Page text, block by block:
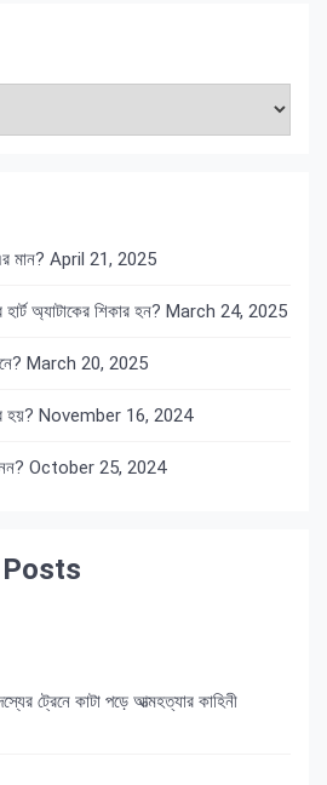
মান? April 21, 2025
অ্যাটাকের শিকার হন? March 24, 2025
March 20, 2025
হয়? November 16, 2024
October 25, 2024
ট্রেনে কাটা পড়ে আত্মহত্যার কাহিনী